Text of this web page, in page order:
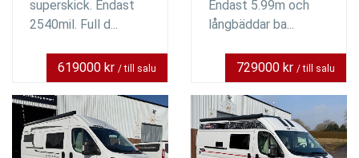
superskick. Endast
2540mil. Full d...
619000 kr / till salu
Endast 5.99m och
långbäddar ba...
729000 kr / till salu